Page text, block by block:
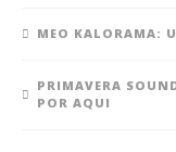
MEO KALORAMA:
PRIMAVERA
POR AQUI